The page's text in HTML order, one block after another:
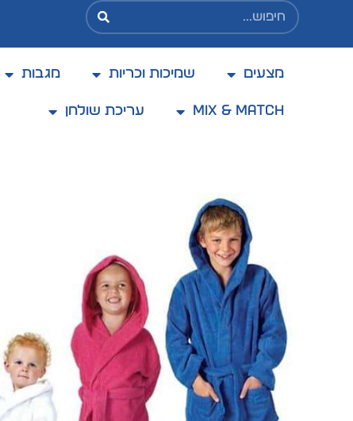
מצעים שמיכות וכריות מגבות
Mix & Match עריכת שולחן